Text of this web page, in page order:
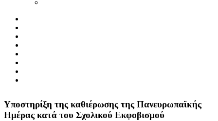
Yποστηρίξη της καθιέρωσης της Πανευρωπαϊκής
Ημέρας κατά του Σχολικού Εκφοβισμού